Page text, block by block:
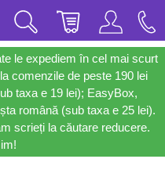
le expediem în cel mai scurt
comenzile de peste 190 lei
taxa e 19 lei); EasyBox,
română (sub taxa e 25 lei).
scrieți la căutare reducere.